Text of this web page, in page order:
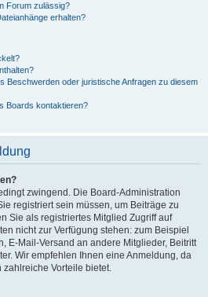
Forum zulässig?
erhalten?
Beschwerden oder juristische Anfragen zu diesem
Boards kontaktieren?
zwingend. Die Board-Administration
registriert sein müssen, um Beiträge zu
Sie als registriertes Mitglied Zugriff auf
nicht zur Verfügung stehen: zum Beispiel
E-Mail-Versand an andere Mitglieder, Beitritt
Wir empfehlen Ihnen eine Anmeldung, da
Vorteile bietet.